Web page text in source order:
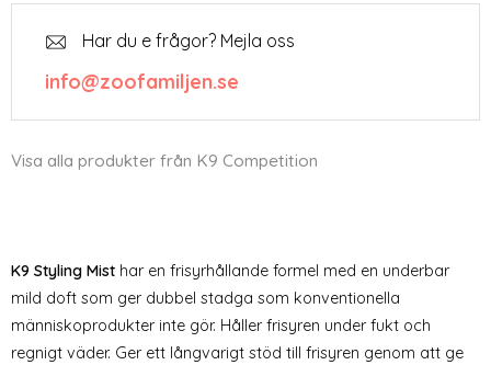
Har du e frågor? Mejla oss
info@zoofamiljen.se
Visa alla produkter från K9 Competition
K9 Styling Mist har en frisyrhållande formel med en underbar
mild doft som ger dubbel stadga som konventionella
människoprodukter inte gör. Håller frisyren under fukt och
regnigt väder. Ger ett långvarigt stöd till frisyren genom att ge